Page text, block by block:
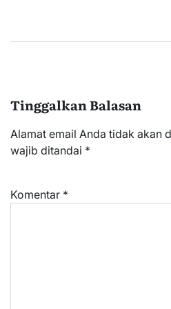
Tinggalkan Balasan
Alamat email Anda tidak akan
wajib ditandai *
Komentar *